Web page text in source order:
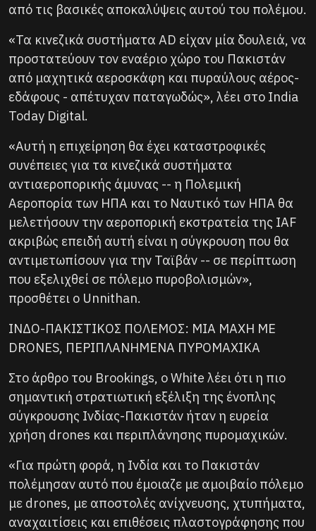
από τις βασικές αποκαλύψεις αυτού του πολέμου.
«Τα κινεζικά συστήματα AD είχαν μία δουλειά, να
προστατεύουν τον εναέριο χώρο του Πακιστάν
από μαχητικά αεροσκάφη και πυραύλους αέρος-
εδάφους - απέτυχαν παταγωδώς», λέει στο India
Today Digital.
«Αυτή η επιχείρηση θα έχει καταστροφικές
συνέπειες για τα κινεζικά συστήματα
αντιαεροπορικής άμυνας -- η Πολεμική
Αεροπορία των ΗΠΑ και το Ναυτικό των ΗΠΑ θα
μελετήσουν την αεροπορική εκστρατεία της IAF
ακριβώς επειδή αυτή είναι η σύγκρουση που θα
αντιμετωπίσουν για την Ταϊβάν -- σε περίπτωση
που εξελιχθεί σε πόλεμο πυροβολισμών»,
προσθέτει ο Unnithan.
ΙΝΔΟ-ΠΑΚΙΣΤΙΚΟΣ ΠΟΛΕΜΟΣ: ΜΙΑ ΜΑΧΗ ΜΕ
DRONES, ΠΕΡΙΠΛΑΝΗΜΕΝΑ ΠΥΡΟΜΑΧΙΚΑ
Στο άρθρο του Brookings, ο White λέει ότι η πιο
σημαντική στρατιωτική εξέλιξη της ένοπλης
σύγκρουσης Ινδίας-Πακιστάν ήταν η ευρεία
χρήση drones και περιπλάνησης πυρομαχικών.
«Για πρώτη φορά, η Ινδία και το Πακιστάν
πολέμησαν αυτό που έμοιαζε με αμοιβαίο πόλεμο
με drones, με αποστολές ανίχνευσης, χτυπήματα,
αναχαιτίσεις και επιθέσεις πλαστογράφησης που